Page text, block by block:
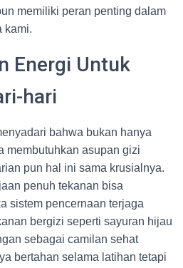
memiliki peran penting dalam
kami.
Energi Untuk
hari
bahwa bukan hanya
membutuhkan asupan gizi
pun hal ini sama krusialnya.
penuh tekanan bisa
sistem pencernaan terjaga
bergizi seperti sayuran hijau
sebagai camilan sehat
bertahan selama latihan tetapi